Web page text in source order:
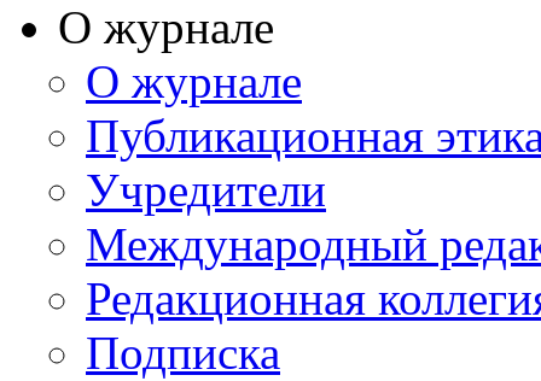
О журнале
О журнале
Публикационная
Учредители
Международный
Редакционная
Подписка